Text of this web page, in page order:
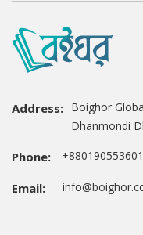
Address: Boighor
Dhanmondi
Phone:
Email: